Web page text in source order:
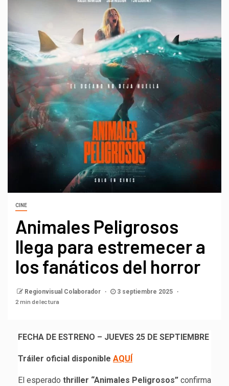
CINE
Animales Peligrosos
llega para estremecer a
los fanáticos del horror
Regionvisual Colaborador
3 septiembre 2025
2 min de lectura
FECHA DE ESTRENO – JUEVES 25 DE SEPTIEMBRE
Tráiler oficial disponible AQUÍ
El esperado thriller “Animales Peligrosos” confirma